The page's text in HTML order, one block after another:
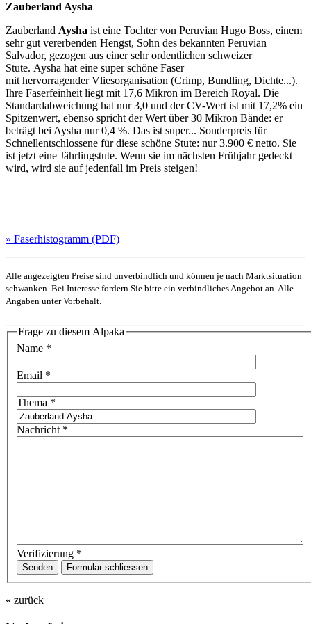
ZauberlandAysha
Zauberland Aysha ist eine Tochter von Peruvian Hugo Boss, einem
sehr gut vererbenden Hengst, Sohn des bekannten Peruvian
Salvador, gezogen aus einer sehr ordentlichen schweizer
Stute. Aysha hat eine super schöne Faser
mit hervorragender Vliesorganisation (Crimp, Bundling, Dichte...).
Ihre Faserfeinheit liegt mit 17,6 Mikron im Bereich Royal. Die
Standardabweichung hat nur 3,0 und der CV-Wert ist mit 17,2% ein
Spitzenwert, ebenso spricht der Wert über 30 Mikron Bände: er
beträgt bei Aysha nur 0,4 %. Das ist super... Sonderpreis für
Schnellentschlossene für diese schöne Stute: nur 3.900 € netto. Sie
ist jetzt eine Jährlingstute. Wenn sie im nächsten Frühjahr gedeckt
wird, wird sie auf jedenfall im Preis steigen!
» Faserhistogramm (PDF)
Alle angezeigten Preise sind unverbindlich und können je nach Marktsituation
schwanken. Bei Interesse fordern Sie bitte ein verbindliches Angebot an. Alle
Angaben unter Vorbehalt.
Frage zu diesem Alpaka
Name *
Email *
Thema *
Nachricht *
Verifizierung *
Senden Formular schliessen
« zurück